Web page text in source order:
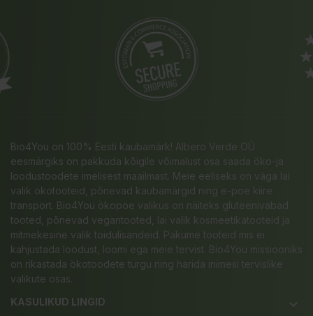
Bio4You on 100% Eesti kaubamärk! Albero Verde OÜ
eesmärgiks on pakkuda kõigile võimalust osa saada öko-ja
loodustoodete imelisest maailmast. Meie eeliseks on väga lai
valik ökotooteid, põnevad kaubamärgid ning e-poe kiire
transport. Bio4You ökopoe valikus on näiteks gluteenivabad
tooted, põnevad vegantooted, lai valik kosmeetikatooteid ja
mitmekesine valik toidulisandeid. Pakume tooteid mis ei
kahjustada loodust, loomi ega meie tervist. Bio4You missiooniks
on rikastada ökotoodete turgu ning harida inimesi tervislike
valikute osas.
KASULIKUD LINGID
keyboard_arrow_down